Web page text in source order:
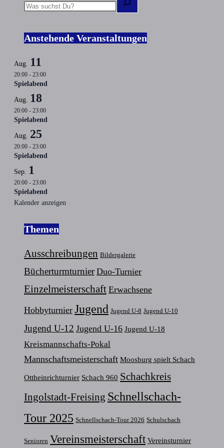
Anstehende Veranstaltungen
Aug. 11
20:00 - 23:00
Spielabend
Aug. 18
20:00 - 23:00
Spielabend
Aug. 25
20:00 - 23:00
Spielabend
Sep. 1
20:00 - 23:00
Spielabend
Kalender anzeigen
Themen
Ausschreibungen Bildergalerie
Bücherturmturnier Duo-Turnier
Einzelmeisterschaft Erwachsene
Hobbyturnier Jugend Jugend U-8 Jugend U-10
Jugend U-12 Jugend U-16 Jugend U-18
Kreismannschafts-Pokal
Mannschaftsmeisterschaft Moosburg spielt Schach
Ottheinrichturnier Schach 960 Schachkreis
Ingolstadt-Freising Schnellschach-
Tour 2025 Schnellschach-Tour 2026 Schulschach
Senioren Vereinsmeisterschaft Vereinsturnier